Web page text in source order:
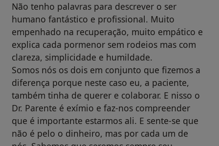
Não tenho palavras para descrever o ser
humano fantástico e profissional. Muito
empenhado na recuperação, muito empático e
explica cada pormenor sem rodeios mas com
clareza, simplicidade e humildade.
Somos nós os dois em conjunto que fizemos a
diferença porque neste caso eu, a paciente,
também tinha de querer e colaborar. E nisso o
Dr. Parente é exímio e faz-nos compreender
que é importante estarmos ali. E sente-se que
não é pelo o dinheiro, mas por cada um de